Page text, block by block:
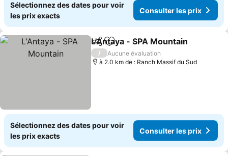
Sélectionnez des dates pour voir
les prix exacts
Consulter les prix
PartagerAjouter à mes favoris
L'Antaya - SPA Mountain
/
Aucune évaluation
à 2.0 km de : Ranch Massif du Sud
Sélectionnez des dates pour voir
les prix exacts
Consulter les prix